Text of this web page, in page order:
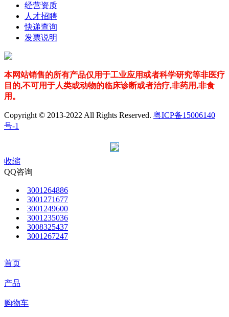
经营资质
人才招聘
快递查询
发票说明
本网站销售的所有产品仅用于工业应用或者科学研究等非医疗
目的,不可用于人类或动物的临床诊断或者治疗,非药用,非食
用。
Copyright © 2013-2022 All Rights Reserved. 粤ICP备15006140
号-1
收缩
QQ咨询
3001264886
3001271677
3001249600
3001235036
3008325437
3001267247
首页
产品
购物车